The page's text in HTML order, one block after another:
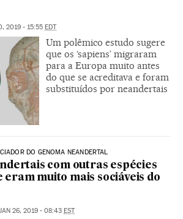
2019 - 15:55 EDT
Um polêmico estudo sugere
que os ‘sapiens’ migraram
para a Europa muito antes
do que se acreditava e foram
substituídos por neandertais
DO GENOMA NEANDERTAL
com outras espécies
eram muito mais sociáveis do
26, 2019 - 08:43 EST